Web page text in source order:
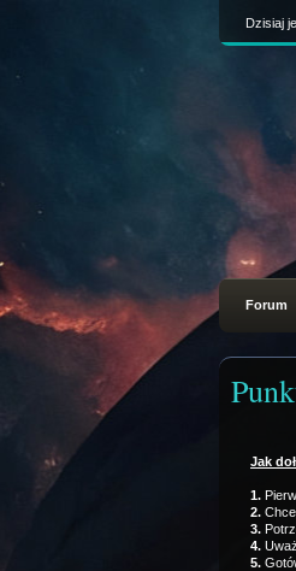
Dzisiaj
Forum
Jak
1.
2.
3.
4.
5.